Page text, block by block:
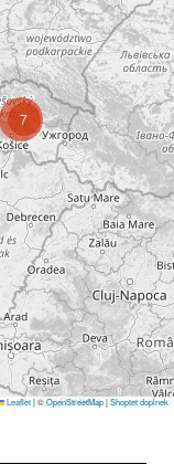
7
Leaflet|©OpenStreetMap|Shoptet doplnek